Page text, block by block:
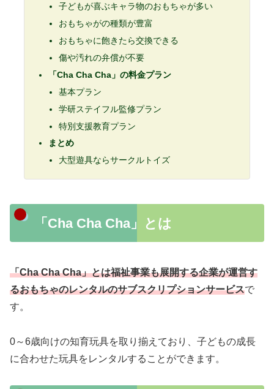
子どもが喜ぶキャラ物のおもちゃが多い
おもちゃがの種類が豊富
おもちゃに飽きたら交換できる
傷や汚れの弁償が不要
「Cha Cha Cha」の料金プラン
基本プラン
学研ステイフル監修プラン
特別支援教育プラン
まとめ
大型遊具ならサークルトイズ
「Cha Cha Cha」とは
「Cha Cha Cha」とは福祉事業も展開する企業が運営す
るおもちゃのレンタルのサブスクリプションサービスで
す。
0～6歳向けの知育玩具を取り揃えており、子どもの成長
に合わせた玩具をレンタルすることができます。